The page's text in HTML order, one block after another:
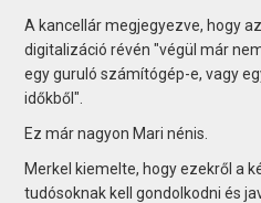
A kancellár megjegyezve, hogy
digitalizáció révén "végül már
egy guruló számítógép-e, vagy
időkből".
Ez már nagyon Mari nénis.
Merkel kiemelte, hogy ezekről a
tudósoknak kell gondolkodni és